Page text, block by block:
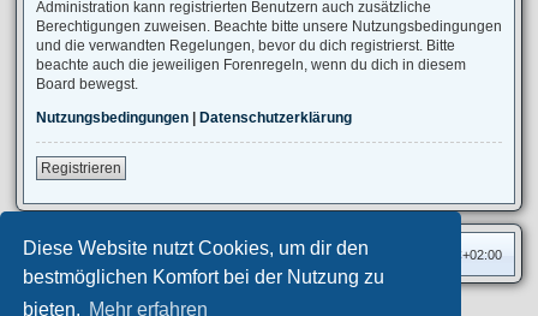
Diese Website nutzt Cookies, um dir den
bestmöglichen Komfort bei der Nutzung zu
bieten. Mehr erfahren
Administration kann registrierten Benutzern auch zusätzliche
Berechtigungen zuweisen. Beachte bitte unsere Nutzungsbedingungen
und die verwandten Regelungen, bevor du dich registrierst. Bitte
beachte auch die jeweiligen Forenregeln, wenn du dich in diesem
Board bewegst.
Nutzungsbedingungen | Datenschutzerklärung
Registrieren
Foren-Übersicht Alle Zeiten sind UTC+02:00